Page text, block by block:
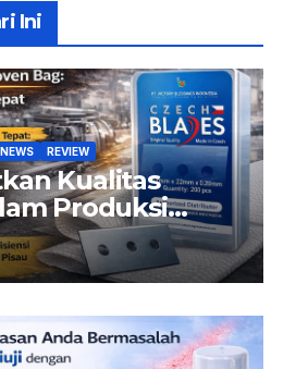
Ini
NEWS REVIEW
Kualitas
Produksi
Peran Pisau